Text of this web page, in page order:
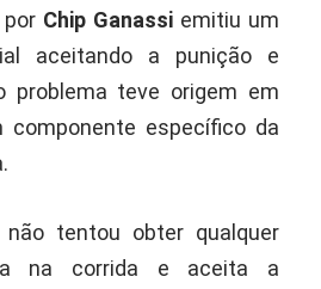
Chip Ganassi emitiu um
aceitando a punição e
problema teve origem em
componente específico da
não tentou obter qualquer
na corrida e aceita a